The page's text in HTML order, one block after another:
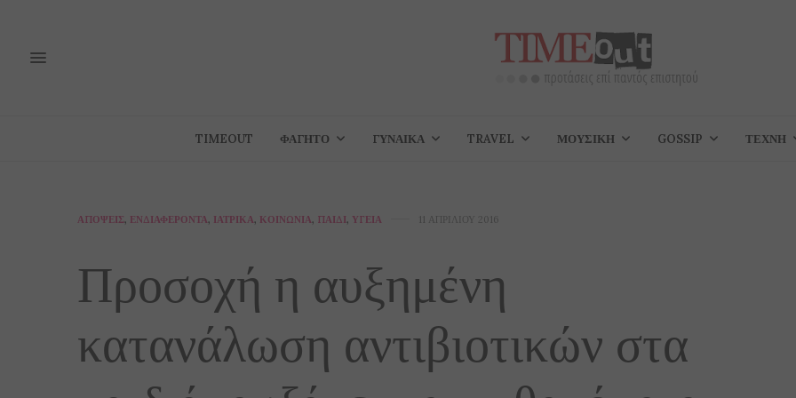
TIMEOUT ΦΑΓΗΤΌ ΓΥΝΑΊΚΑ TRAVEL ΜΟΥΣΙΚΉ GOSSIP ΤΈΧΝΗ
ΑΠΌΨΕΙΣ, ΕΝΔΙΑΦΈΡΟΝΤΑ, ΙΑΤΡΙΚΆ, ΚΟΙΝΩΝΊΑ, ΠΑΙΔΊ, ΥΓΕΊΑ 11 ΑΠΡΙΛΊΟΥ 2016
Προσοχή η αυξημένη
κατανάλωση αντιβιοτικών στα